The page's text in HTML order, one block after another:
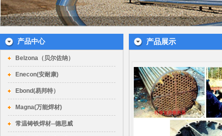
产品中心
Belzona（贝尔佐纳）
Enecon(安耐康)
Ebond(易邦特）
Magna(万能焊材)
常温铸铁焊材--德思威
产品展示